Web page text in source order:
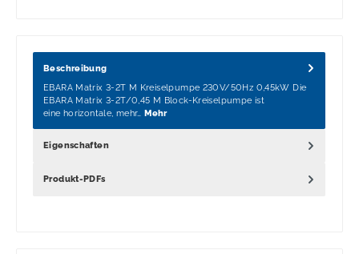
Beschreibung
EBARA Matrix 3-2T M Kreiselpumpe 230V/50Hz 0,45kW Die
EBARA Matrix 3-2T/0,45 M Block-Kreiselpumpe ist
eine horizontale, mehr…Mehr
Eigenschaften
Produkt-PDFs